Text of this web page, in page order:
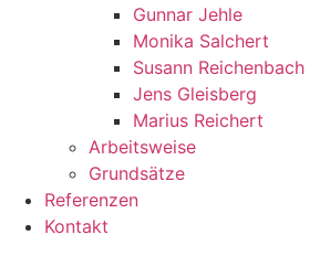
Gunnar Jehle
Monika Salchert
Susann Reichenbach
Jens Gleisberg
Marius Reichert
Arbeitsweise
Grundsätze
Referenzen
Kontakt